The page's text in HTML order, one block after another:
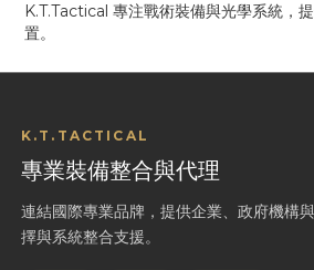
K.T.Tactical 專注戰術裝備與光學系統，
置。
K.T.TACTICAL
專業裝備整合與代理
連結國際專業品牌，提供企業、政府機構
擇與系統整合支援。